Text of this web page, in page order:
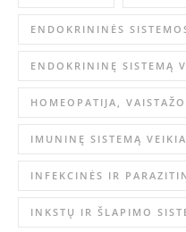
ENDOKRININĖS
ENDOKRININĘ SISTEMĄ
HOMEOPATIJA,
IMUNINĘ SISTEMĄ
INFEKCINĖS IR
INKSTŲ IR ŠLAPIMO